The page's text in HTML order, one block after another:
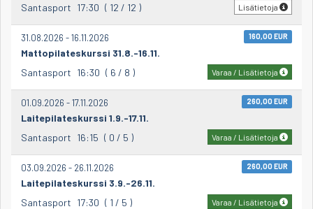
Santasport 17:30 ( 12 / 12 ) Lisätietoja
Mattopilateskurssi 31.8.-16.11.
Santasport
31.08.2026 - 16.11.2026
16:30 ( 6 / 8 )
160,00 EUR
Varaa / Lisätietoja
Laitepilateskurssi 1.9.-17.11.
Santasport
01.09.2026 - 17.11.2026
16:15 ( 0 / 5 )
260,00 EUR
Varaa / Lisätietoja
Laitepilateskurssi 3.9.-26.11.
Santasport
03.09.2026 - 26.11.2026
17:30 ( 1 / 5 )
260,00 EUR
Varaa / Lisätietoja